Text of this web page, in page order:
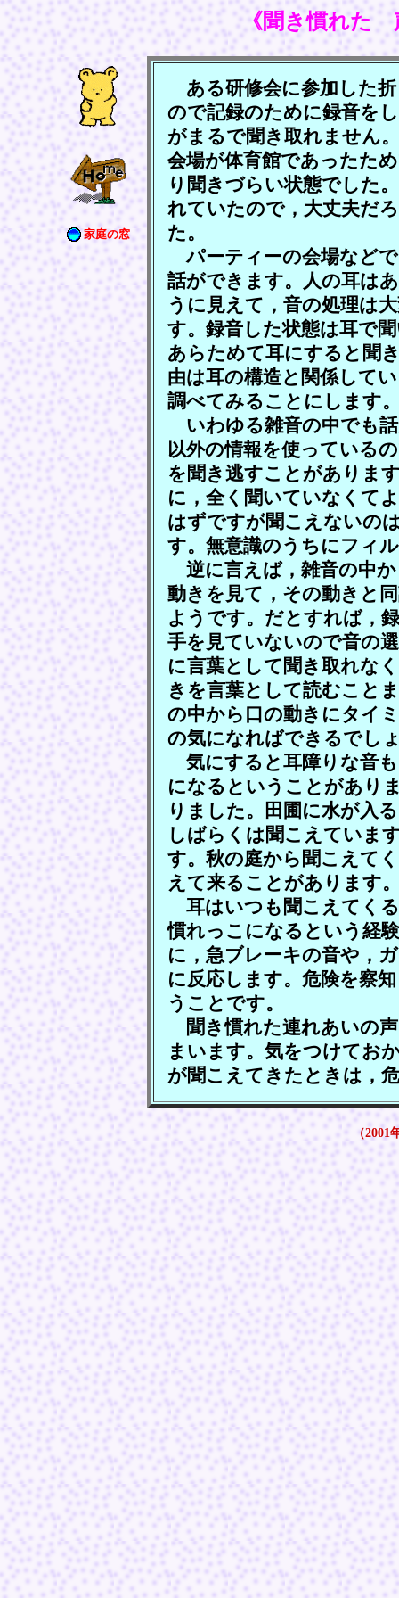
《聞き慣れた
家庭の窓
ある研修会に参加した
ので記録のために録音を
がまるで聞き取れません
会場が体育館であったた
り聞きづらい状態でした
れていたので，大丈夫だ
た。
パーティーの会場など
話ができます。人の耳は
うに見えて，音の処理は
す。録音した状態は耳で
あらためて耳にすると聞
由は耳の構造と関係して
調べてみることにします
いわゆる雑音の中でも
以外の情報を使っている
を聞き逃すことがありま
に，全く聞いていなくて
はずですが聞こえないの
す。無意識のうちにフィ
逆に言えば，雑音の中
動きを見て，その動きと
ようです。だとすれば，
手を見ていないので音の
に言葉として聞き取れな
きを言葉として読むこと
の中から口の動きにタイ
の気になればできるでし
気にすると耳障りな音
になるということがあり
りました。田圃に水が入
しばらくは聞こえていま
す。秋の庭から聞こえて
えて来ることがあります
耳はいつも聞こえてく
慣れっこになるという経
に，急ブレーキの音や，
に反応します。危険を察
うことです。
聞き慣れた連れあいの
まいます。気をつけてお
が聞こえてきたときは，
（2001